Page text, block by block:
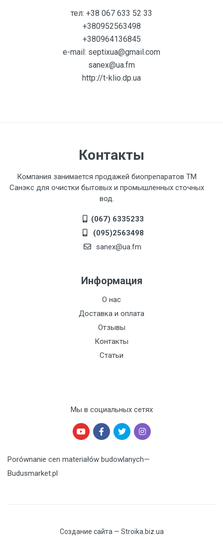
тел: +38 067 633 52 33
+380952563498
+380964136845
e-mail: septixua@gmail.com
sanex@ua.fm
http://t-klio.dp.ua
Контакты
Компания занимается продажей биопрепаратов ТМ
Санэкс для очистки бытовых и промышленных сточных
вод.
(067) 6335233
(095)2563498
sanex@ua.fm
Информация
О нас
Доставка и оплата
Отзывы
Контакты
Статьи
Мы в социальных сетях
Porównanie cen materiałów budowlanych—
Budusmarket.pl
Создание сайта — Stroika.biz.ua